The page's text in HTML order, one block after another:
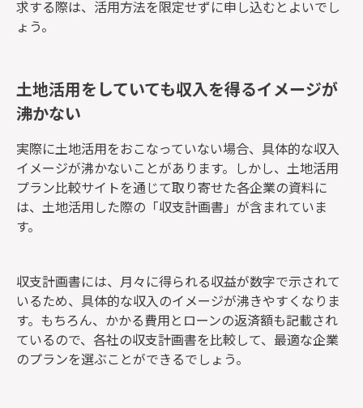
求する際は、活用方法を限定せずに申し込むとよいでし
ょう。
土地活用をしていても収入を得るイメージが
沸かない
実際に土地活用をおこなっていない場合、具体的な収入
イメージが沸かないことがあります。しかし、土地活用
プラン比較サイトを通じて取り寄せた各企業の資料に
は、土地活用した際の「収支計画書」が含まれていま
す。
収支計画書には、月々に得られる収益が数字で示されて
いるため、具体的な収入のイメージが沸きやすくなりま
す。もちろん、かかる費用とローンの返済額も記載され
ているので、各社の収支計画書を比較して、最適な企業
のプランを選ぶことができるでしょう。